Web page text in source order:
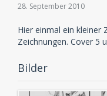
28. September 2010
Hier einmal ein kleiner
Zeichnungen. Cover 5
Bilder